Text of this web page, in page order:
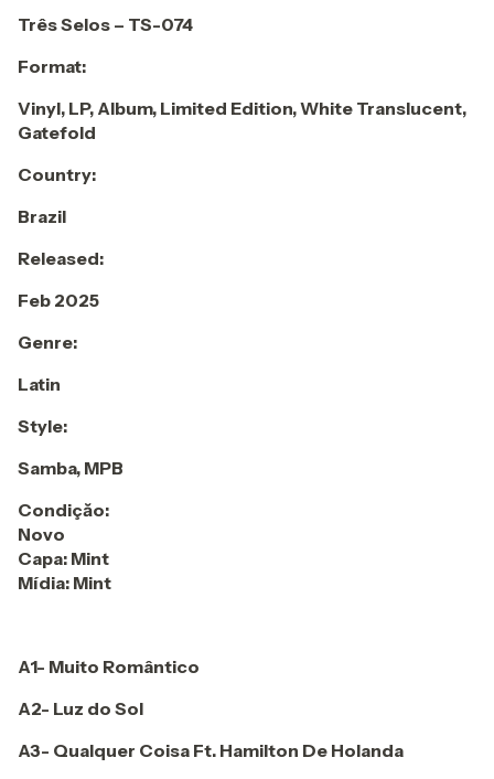
Três Selos – TS-074
Format:
Vinyl, LP, Album, Limited Edition, White Translucent,
Gatefold
Country:
Brazil
Released:
Feb 2025
Genre:
Latin
Style:
Samba, MPB
Condiçăo:
Novo
Capa: Mint
Mídia: Mint
A1- Muito Romântico
A2- Luz do Sol
A3- Qualquer Coisa Ft. Hamilton De Holanda